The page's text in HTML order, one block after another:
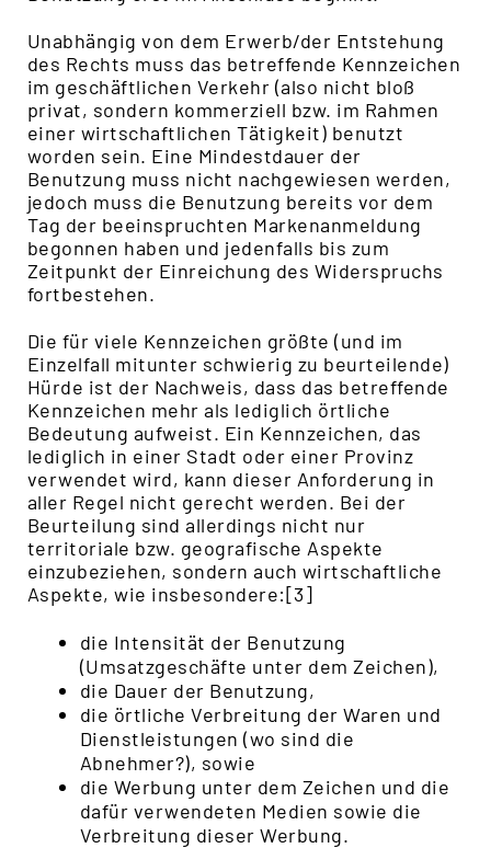
Unabhängig von dem Erwerb/der Entstehung
des Rechts muss das betreffende Kennzeichen
im geschäftlichen Verkehr (also nicht bloß
privat, sondern kommerziell bzw. im Rahmen
einer wirtschaftlichen Tätigkeit) benutzt
worden sein. Eine Mindestdauer der
Benutzung muss nicht nachgewiesen werden,
jedoch muss die Benutzung bereits vor dem
Tag der beeinspruchten Markenanmeldung
begonnen haben und jedenfalls bis zum
Zeitpunkt der Einreichung des Widerspruchs
fortbestehen.
Die für viele Kennzeichen größte (und im
Einzelfall mitunter schwierig zu beurteilende)
Hürde ist der Nachweis, dass das betreffende
Kennzeichen mehr als lediglich örtliche
Bedeutung aufweist. Ein Kennzeichen, das
lediglich in einer Stadt oder einer Provinz
verwendet wird, kann dieser Anforderung in
aller Regel nicht gerecht werden. Bei der
Beurteilung sind allerdings nicht nur
territoriale bzw. geografische Aspekte
einzubeziehen, sondern auch wirtschaftliche
Aspekte, wie insbesondere:[3]
die Intensität der Benutzung
(Umsatzgeschäfte unter dem Zeichen),
die Dauer der Benutzung,
die örtliche Verbreitung der Waren und
Dienstleistungen (wo sind die
Abnehmer?), sowie
die Werbung unter dem Zeichen und die
dafür verwendeten Medien sowie die
Verbreitung dieser Werbung.